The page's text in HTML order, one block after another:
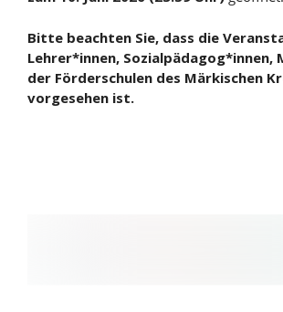
Bitte beachten Sie, dass die
Lehrer*innen, Sozialpädagog*innen,
der Förderschulen des Märkischen
vorgesehen ist.